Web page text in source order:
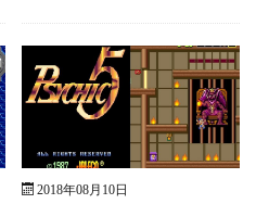
2018年08月10日